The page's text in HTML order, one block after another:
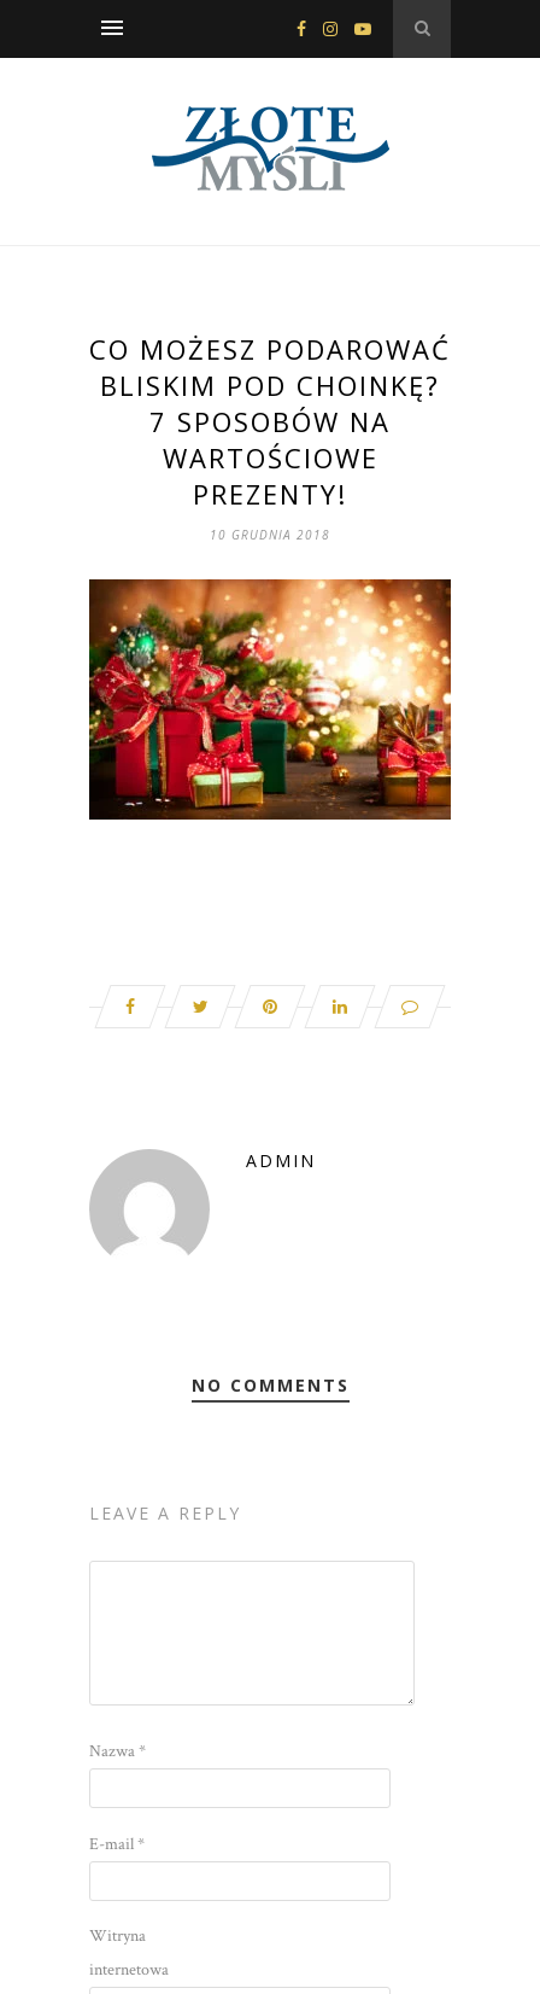
CO MOŻESZ PODAROWAĆ
BLISKIM POD CHOINKĘ?
7 SPOSOBÓW NA
WARTOŚCIOWE
PREZENTY!
10 GRUDNIA 2018
ADMIN
NO COMMENTS
LEAVE A REPLY
Nazwa*
E-mail*
Witryna
internetowa